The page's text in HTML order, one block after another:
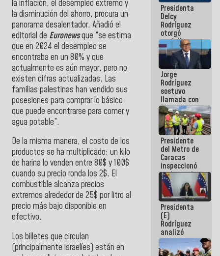
la inflación, el desempleo extremo y
la disminución del ahorro, procura un
panorama desalentador. Añadió el
editorial de Euronewsque “se estima
que en 2024 el desempleo se
encontraba en un 80% y que
actualmente es aún mayor, pero no
existen cifras actualizadas. Las
familias palestinas han vendido sus
posesiones para comprar lo básico
que puede encontrarse para comer y
agua potable”.
De la misma manera, el costo de los
productos se ha multiplicado: un kilo
de harina lo venden entre 80$ y 100$
cuando su precio ronda los 2$. El
combustible alcanza precios
extremos alrededor de 25$ por litro al
precio más bajo disponible en
efectivo.
Los billetes que circulan
(principalmente israelíes) están en
abordar
planes de
acción
Presidenta
Delcy
Rodríguez
otorgó
medalla
"Héroe de
Venezuela"
a servidores
públicos
Jorge
Rodríguez
sostuvo
llamada con
Dinorah
Figuera y
acuerdan
primer
encuentro
presencial
para el
diálogo
Presidente
del Metro de
Caracas
inspeccionó
trabajos de
rehabilitación
y
modernización
de la vía
férrea
Presidenta
(E)
Rodríguez
analizó
junto a
gobernadores